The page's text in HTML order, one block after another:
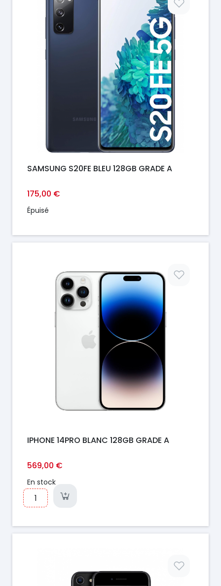
SAMSUNG S20FE BLEU 128GB GRADE A
175,00 €
Épuisé
IPHONE 14PRO BLANC 128GB GRADE A
569,00 €
En stock